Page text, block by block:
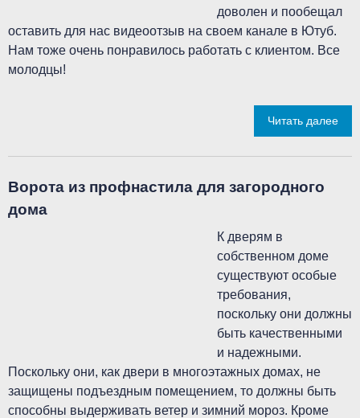
доволен и пообещал
оставить для нас видеоотзыв на своем канале в Ютуб.
Нам тоже очень понравилось работать с клиентом. Все
молодцы!
Читать далее
Ворота из профнастила для загородного
дома
К дверям в
собственном доме
существуют особые
требования,
поскольку они должны
быть качественными
и надежными.
Поскольку они, как двери в многоэтажных домах, не
защищены подъездным помещением, то должны быть
способны выдерживать ветер и зимний мороз. Кроме